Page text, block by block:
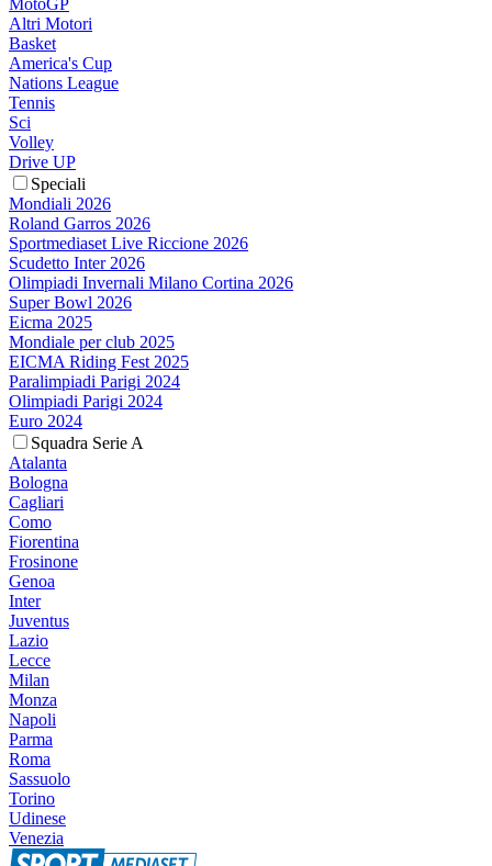
MotoGP
Altri Motori
Basket
America's Cup
Nations League
Tennis
Sci
Volley
Drive UP
Speciali
Mondiali 2026
Roland Garros 2026
Sportmediaset Live Riccione 2026
Scudetto Inter 2026
Olimpiadi Invernali Milano Cortina 2026
Super Bowl 2026
Eicma 2025
Mondiale per club 2025
EICMA Riding Fest 2025
Paralimpiadi Parigi 2024
Olimpiadi Parigi 2024
Euro 2024
Squadra Serie A
Atalanta
Bologna
Cagliari
Como
Fiorentina
Frosinone
Genoa
Inter
Juventus
Lazio
Lecce
Milan
Monza
Napoli
Parma
Roma
Sassuolo
Torino
Udinese
Venezia